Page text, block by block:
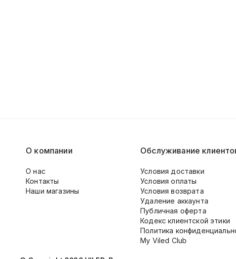
О компании
О нас
Контакты
Наши магазины
Обслуживание
Условия доставки
Условия оплаты
Условия возврата
Удаление аккаунта
Публичная оферта
Кодекс клиентской этики
Политика
My Viled Club